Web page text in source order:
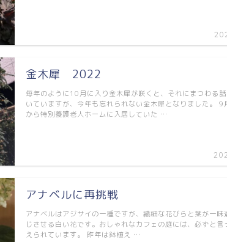
金木犀 2022
毎年のように10月に入り金木犀が咲くと、それにまつわる
いていますが、今年も忘れられない金木犀となりました。 9
から特別養護老人ホームに入居していた …
アナベルに再挑戦
アナベルはアジサイの一種ですが、繊細な花びらと葉が一味
じさせる白い花です。おしゃれなカフェの庭には、必ずと言
えられています。 昨年は鉢植え …